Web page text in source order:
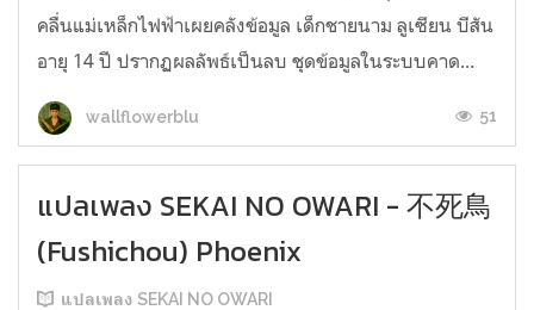
คลื่นแม่เหล็กไฟฟ้าเผยคลังข้อมูล เด็กชายนาม ลูเซียน บีสัน
อายุ 14 ปี ปรากฏผลลัพธ์เป็นลบ ชุดข้อมูลในระบบคาด...
wallflowerblu 51
แปลเพลง SEKAI NO OWARI - 不死鳥
(Fushichou) Phoenix
แปลเพลง SEKAI NO OWARI